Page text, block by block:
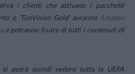
i clienti che attivano i pacchetti
o ‘TimVision Gold’ avranno Amazon
e potranno fruire di tutti i contenuti di
potrà quindi vedere tutta la UEFA